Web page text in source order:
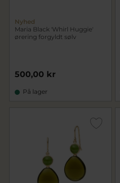
Nyhed
Maria Black 'Whirl Huggie'
ørering forgyldt sølv
500,00 kr
På lager